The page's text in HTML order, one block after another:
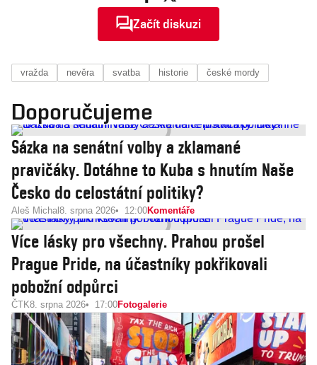
Začít diskuzi
vražda nevěra svatba historie české mordy
Doporučujeme
Sázka na senátní volby a zklamané
pravičáky. Dotáhne to Kuba s hnutím Naše
Česko do celostátní politiky?
Aleš Michal 8. srpna 2026 12:00Komentáře
Více lásky pro všechny. Prahou prošel
Prague Pride, na účastníky pokřikovali
pobožní odpůrci
ČTK8. srpna 2026 17:00Fotogalerie